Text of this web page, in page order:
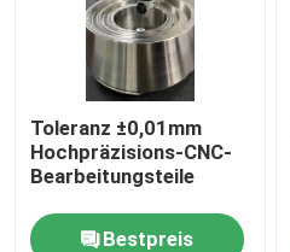
Toleranz ±0,01mm
Hochpräzisions-CNC-
Bearbeitungsteile
Bestpreis